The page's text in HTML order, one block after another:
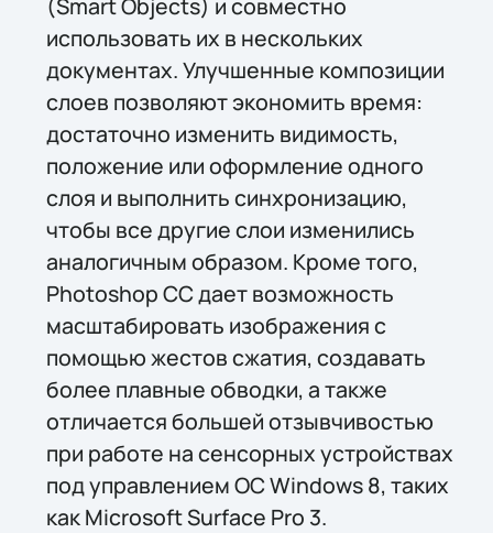
(Smart Objects) и совместно
использовать их в нескольких
документах. Улучшенные композиции
слоев позволяют экономить время:
достаточно изменить видимость,
положение или оформление одного
слоя и выполнить синхронизацию,
чтобы все другие слои изменились
аналогичным образом. Кроме того,
Photoshop CC дает возможность
масштабировать изображения с
помощью жестов сжатия, создавать
более плавные обводки, а также
отличается большей отзывчивостью
при работе на сенсорных устройствах
под управлением ОС Windows 8, таких
как Microsoft Surface Pro 3.